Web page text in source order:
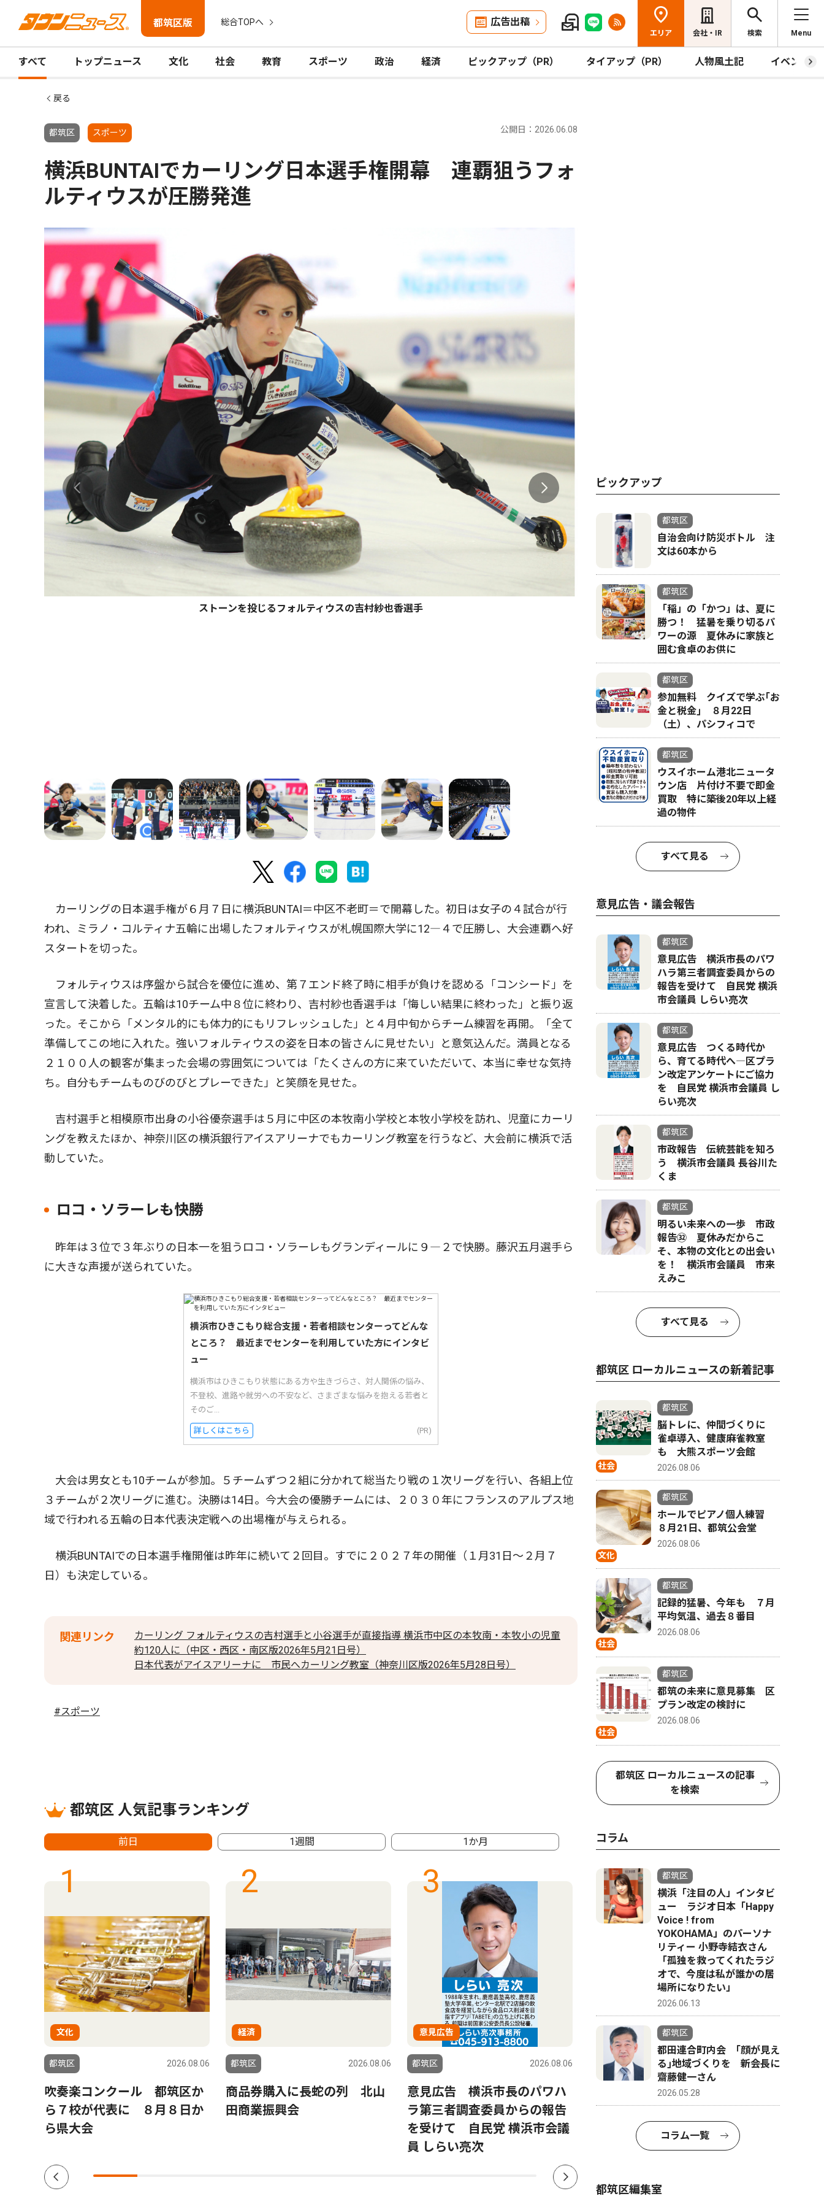
都筑区版 総合TOPへ 広告出稿
エリア 会社・IR 検索 Menu
すべて トップニュース 文化 社会 教育 スポーツ 政治 経済 ピックアップ（PR） タイアップ（PR） 人物風土記 イベント
戻る
都筑区 スポーツ 公開日：2026.06.08
横浜BUNTAIでカーリング日本選手権開幕 連覇狙うフォ
ルティウスが圧勝発進
ストーンを投じるフォルティウスの吉村紗也香選手
カーリングの日本選手権が６月７日に横浜BUNTAI＝中区不老町＝で開幕した。初日は女子の４試合が行
われ、ミラノ・コルティナ五輪に出場したフォルティウスが札幌国際大学に12―４で圧勝し、大会連覇へ好
スタートを切った。
フォルティウスは序盤から試合を優位に進め、第７エンド終了時に相手が負けを認める「コンシード」を
宣言して決着した。五輪は10チーム中８位に終わり、吉村紗也香選手は「悔しい結果に終わった」と振り返
った。そこから「メンタル的にも体力的にもリフレッシュした」と４月中旬からチーム練習を再開。「全て
準備してこの地に入れた。強いフォルティウスの姿を日本の皆さんに見せたい」と意気込んだ。満員となる
２１００人の観客が集まった会場の雰囲気については「たくさんの方に来ていただいて、本当に幸せな気持
ち。自分もチームものびのびとプレーできた」と笑顔を見せた。
吉村選手と相模原市出身の小谷優奈選手は５月に中区の本牧南小学校と本牧小学校を訪れ、児童にカーリ
ングを教えたほか、神奈川区の横浜銀行アイスアリーナでもカーリング教室を行うなど、大会前に横浜で活
動していた。
ロコ・ソラーレも快勝
昨年は３位で３年ぶりの日本一を狙うロコ・ソラーレもグランディールに９―２で快勝。藤沢五月選手ら
に大きな声援が送られていた。
横浜市ひきこもり総合支援・若者相談センターってどんな
ところ？ 最近までセンターを利用していた方にインタビ
ュー
横浜市はひきこもり状態にある方や生きづらさ、対人関係の悩み、
不登校、進路や就労への不安など、さまざまな悩みを抱える若者と
そのご...
詳しくはこちら (PR)
大会は男女とも10チームが参加。５チームずつ２組に分かれて総当たり戦の１次リーグを行い、各組上位
３チームが２次リーグに進む。決勝は14日。今大会の優勝チームには、２０３０年にフランスのアルプス地
域で行われる五輪の日本代表決定戦への出場権が与えられる。
横浜BUNTAIでの日本選手権開催は昨年に続いて２回目。すでに２０２７年の開催（１月31日〜２月７
日）も決定している。
関連リンク
カーリング フォルティウスの吉村選手と小谷選手が直接指導 横浜市中区の本牧南・本牧小の児童
約120人に（中区・西区・南区版2026年5月21日号）
日本代表がアイスアリーナに 市民へカーリング教室（神奈川区版2026年5月28日号）
#スポーツ
都筑区 人気記事ランキング
前日 1週間 1か月
1
文化
都筑区 2026.08.06
吹奏楽コンクール 都筑区か
ら７校が代表に ８月８日か
ら県大会
2
経済
都筑区 2026.08.06
商品券購入に長蛇の列 北山
田商業振興会
3
意見広告
都筑区 2026.08.06
意見広告 横浜市長のパワハ
ラ第三者調査委員からの報告
を受けて 自民党 横浜市会議
員 しらい亮次
4
社会
都筑区 2026.08.06
都筑の未来に意見募集 区プ
ラン改定の検討に
都筑区
部 県大
ピックアップ
都筑区
自治会向け防災ボトル 注
文は60本から
都筑区
「稲」の「かつ」は、夏に
勝つ！ 猛暑を乗り切るパ
ワーの源 夏休みに家族と
囲む食卓のお供に
都筑区
参加無料 クイズで学ぶ｢お
金と税金｣ ８月22日
（土）、パシフィコで
都筑区
ウスイホーム港北ニュータ
ウン店 片付け不要で即金
買取 特に築後20年以上経
過の物件
すべて見る
意見広告・議会報告
都筑区
意見広告 横浜市長のパワ
ハラ第三者調査委員からの
報告を受けて 自民党 横浜
市会議員 しらい亮次
都筑区
意見広告 つくる時代か
ら、育てる時代へ―区プラ
ン改定アンケートにご協力
を 自民党 横浜市会議員 し
らい亮次
都筑区
市政報告 伝統芸能を知ろ
う 横浜市会議員 長谷川た
くま
都筑区
明るい未来への一歩 市政
報告㉜ 夏休みだからこ
そ、本物の文化との出会い
を！ 横浜市会議員 市来
えみこ
すべて見る
都筑区 ローカルニュースの新着記事
社会
都筑区
脳トレに、仲間づくりに
雀卓導入、健康麻雀教室
も 大熊スポーツ会館
2026.08.06
文化
都筑区
ホールでピアノ個人練習
８月21日、都筑公会堂
2026.08.06
社会
都筑区
記録的猛暑、今年も ７月
平均気温、過去８番目
2026.08.06
社会
都筑区
都筑の未来に意見募集 区
プラン改定の検討に
2026.08.06
都筑区 ローカルニュースの記事
を検索
コラム
都筑区
横浜「注目の人」インタビ
ュー ラジオ日本「Happy
Voice ! from
YOKOHAMA」のパーソナ
リティー 小野寺結衣さん
「孤独を救ってくれたラジ
オで、今度は私が誰かの居
場所になりたい」
2026.06.13
都筑区
都田連合町内会 ｢顔が見え
る｣地域づくりを 新会長に
齋藤健一さん
2026.05.28
コラム一覧
都筑区編集室